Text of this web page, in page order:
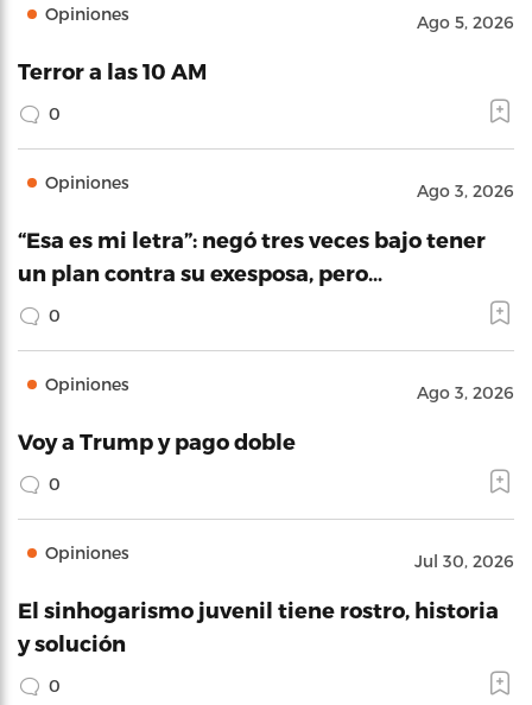
Opiniones Ago 5, 2026
Terror a las 10 AM
0
Opiniones Ago 3, 2026
“Esa es mi letra”: negó tres veces bajo tener
un plan contra su exesposa, pero…
0
Opiniones Ago 3, 2026
Voy a Trump y pago doble
0
Opiniones Jul 30, 2026
El sinhogarismo juvenil tiene rostro, historia
y solución
0